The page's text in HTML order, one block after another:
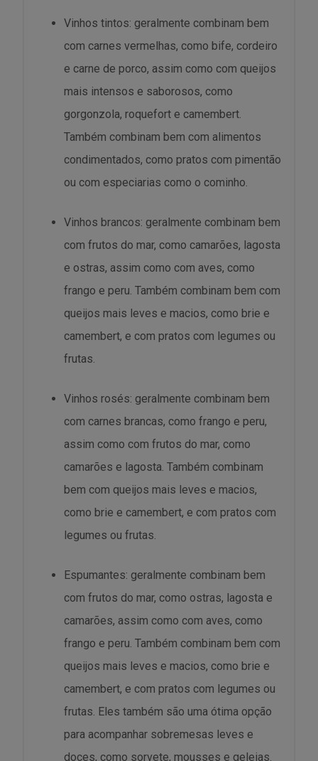
Vinhos tintos: geralmente combinam bem
com carnes vermelhas, como bife, cordeiro
e carne de porco, assim como com queijos
mais intensos e saborosos, como
gorgonzola, roquefort e camembert.
Também combinam bem com alimentos
condimentados, como pratos com pimentão
ou com especiarias como o cominho.
Vinhos brancos: geralmente combinam bem
com frutos do mar, como camarões, lagosta
e ostras, assim como com aves, como
frango e peru. Também combinam bem com
queijos mais leves e macios, como brie e
camembert, e com pratos com legumes ou
frutas.
Vinhos rosés: geralmente combinam bem
com carnes brancas, como frango e peru,
assim como com frutos do mar, como
camarões e lagosta. Também combinam
bem com queijos mais leves e macios,
como brie e camembert, e com pratos com
legumes ou frutas.
Espumantes: geralmente combinam bem
com frutos do mar, como ostras, lagosta e
camarões, assim como com aves, como
frango e peru. Também combinam bem com
queijos mais leves e macios, como brie e
camembert, e com pratos com legumes ou
frutas. Eles também são uma ótima opção
para acompanhar sobremesas leves e
doces, como sorvete, mousses e geleias.